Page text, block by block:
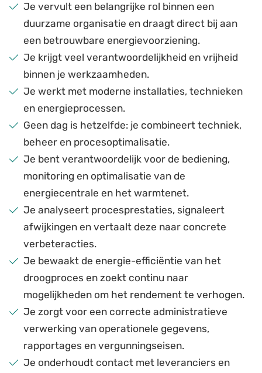
Je vervult een belangrijke rol binnen een
duurzame organisatie en draagt direct bij aan
een betrouwbare energievoorziening.
Je krijgt veel verantwoordelijkheid en vrijheid
binnen je werkzaamheden.
Je werkt met moderne installaties, technieken
en energieprocessen.
Geen dag is hetzelfde: je combineert techniek,
beheer en procesoptimalisatie.
Je bent verantwoordelijk voor de bediening,
monitoring en optimalisatie van de
energiecentrale en het warmtenet.
Je analyseert procesprestaties, signaleert
afwijkingen en vertaalt deze naar concrete
verbeteracties.
Je bewaakt de energie-efficiëntie van het
droogproces en zoekt continu naar
mogelijkheden om het rendement te verhogen.
Je zorgt voor een correcte administratieve
verwerking van operationele gegevens,
rapportages en vergunningseisen.
Je onderhoudt contact met leveranciers en